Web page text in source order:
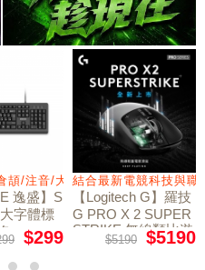
頡/注音/大易
逸盛】S
字體標
$299
結合最新電競科技與
【Logitech G】羅技
G PRO X 2 SUPER
STRIKE 無線類比遊
戲滑鼠$5190 $5190